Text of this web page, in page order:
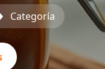
Categoría